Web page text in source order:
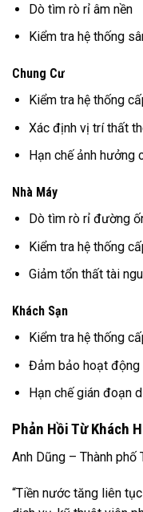
Dò tìm rò rỉ âm nền
Kiểm tra hệ thống
Chung Cư
Kiểm tra hệ thống
Xác định vị trí thất
Hạn chế ảnh hưởng
Nhà Máy
Dò tìm rò rỉ đường
Kiểm tra hệ thống
Giảm tổn thất tài
Khách Sạn
Kiểm tra hệ thống
Đảm bảo hoạt động
Hạn chế gián đoạn
Phản Hồi Từ Khách
Anh Dũng – Thành phố
“Tiền nước tăng liên